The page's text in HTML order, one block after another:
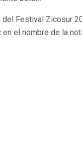
Festival Zicosur
el nombre de la